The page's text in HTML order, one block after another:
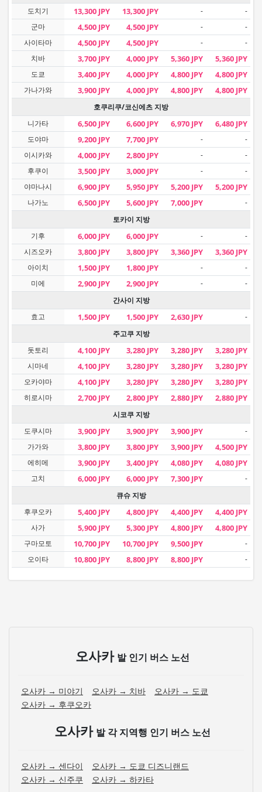
도치기
13,300 JPY 13,300 JPY -
-
군마
4,500 JPY 4,500 JPY -
-
사이타마
4,500 JPY 4,500 JPY -
-
치바
3,700 JPY 4,000 JPY 5,360 JPY 5,360 JPY
도쿄 3,400 JPY 4,000 JPY 4,800 JPY 4,800 JPY
가나가와 3,900 JPY 4,000 JPY 4,800 JPY 4,800 JPY
호쿠리쿠/코신에츠 지방
니가타
6,500 JPY 6,600 JPY 6,970 JPY 6,480 JPY
도야마 9,200 JPY 7,700 JPY -
-
이시카와
4,000 JPY 2,800 JPY -
-
후쿠이
3,500 JPY 3,000 JPY -
-
야마나시
6,900 JPY 5,950 JPY 5,200 JPY 5,200 JPY
나가노 6,500 JPY 5,600 JPY 7,000 JPY
-
토카이 지방
기후
6,000 JPY 6,000 JPY -
-
시즈오카
3,800 JPY 3,800 JPY 3,360 JPY 3,360 JPY
아이치 1,500 JPY 1,800 JPY -
-
미에
2,900 JPY 2,900 JPY -
-
간사이 지방
효고
1,500 JPY 1,500 JPY 2,630 JPY
-
주고쿠 지방
돗토리
4,100 JPY 3,280 JPY 3,280 JPY 3,280 JPY
시마네 4,100 JPY 3,280 JPY 3,280 JPY 3,280 JPY
오카야마 4,100 JPY 3,280 JPY 3,280 JPY 3,280 JPY
히로시마 2,700 JPY 2,800 JPY 2,880 JPY 2,880 JPY
시코쿠 지방
도쿠시마
3,900 JPY 3,900 JPY 3,900 JPY
-
가가와
3,800 JPY 3,800 JPY 3,900 JPY 4,500 JPY
에히메 3,900 JPY 3,400 JPY 4,080 JPY 4,080 JPY
고치 6,000 JPY 6,000 JPY 7,300 JPY
-
큐슈 지방
후쿠오카
5,400 JPY 4,800 JPY 4,400 JPY 4,400 JPY
사가 5,900 JPY 5,300 JPY 4,800 JPY 4,800 JPY
구마모토 10,700 JPY 10,700 JPY 9,500 JPY
-
오이타
10,800 JPY 8,800 JPY 8,800 JPY -
오사카 발 인기 버스 노선
오사카 → 미야기 오사카 → 치바
오사카 → 도쿄
오사카 → 후쿠오카
오사카 발 각 지역행 인기 버스 노선
오사카 → 센다이
오사카 → 도쿄 디즈니랜드
오사카 → 신주쿠
오사카 → 하카타